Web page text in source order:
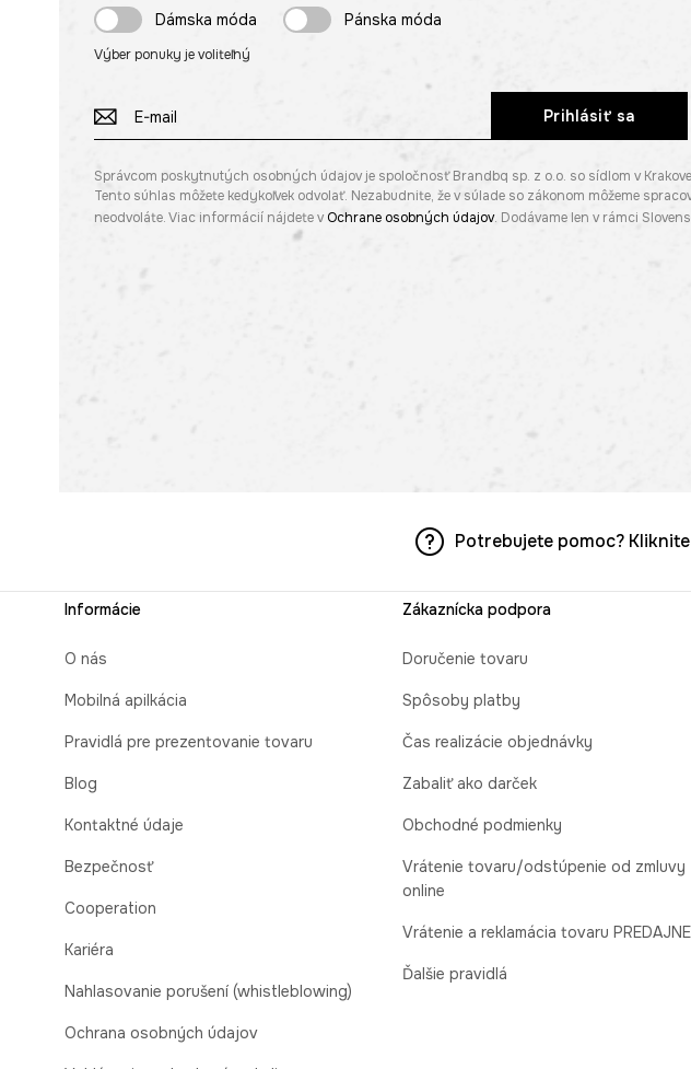
Dámska móda
Pánska móda
Výber ponuky je voliteľný
Prihlásiť sa
Správcom poskytnutých osobných údajov je spoločnosť Brandbq sp. z o.o. so sídlom v
Tento súhlas môžete kedykoľvek odvolať. Nezabudnite, že v súlade so zákonom môžeme
neodvoláte. Viac informácií nájdete v Ochrane osobných údajov. Dodávame len v rámci
Potrebujete pomoc?
Informácie
O nás
Mobilná apilkácia
Pravidlá pre prezentovanie tovaru
Blog
Kontaktné údaje
Bezpečnosť
Cooperation
Kariéra
Nahlasovanie porušení (whistleblowing)
Ochrana osobných údajov
Zákaznícka podpora
Doručenie tovaru
Spôsoby platby
Čas realizácie objednávky
Zabaliť ako darček
Obchodné podmienky
Vrátenie tovaru/odstúpenie od zmluvy
online
Vrátenie a reklamácia tovaru PREDAJNE
Ďalšie pravidlá